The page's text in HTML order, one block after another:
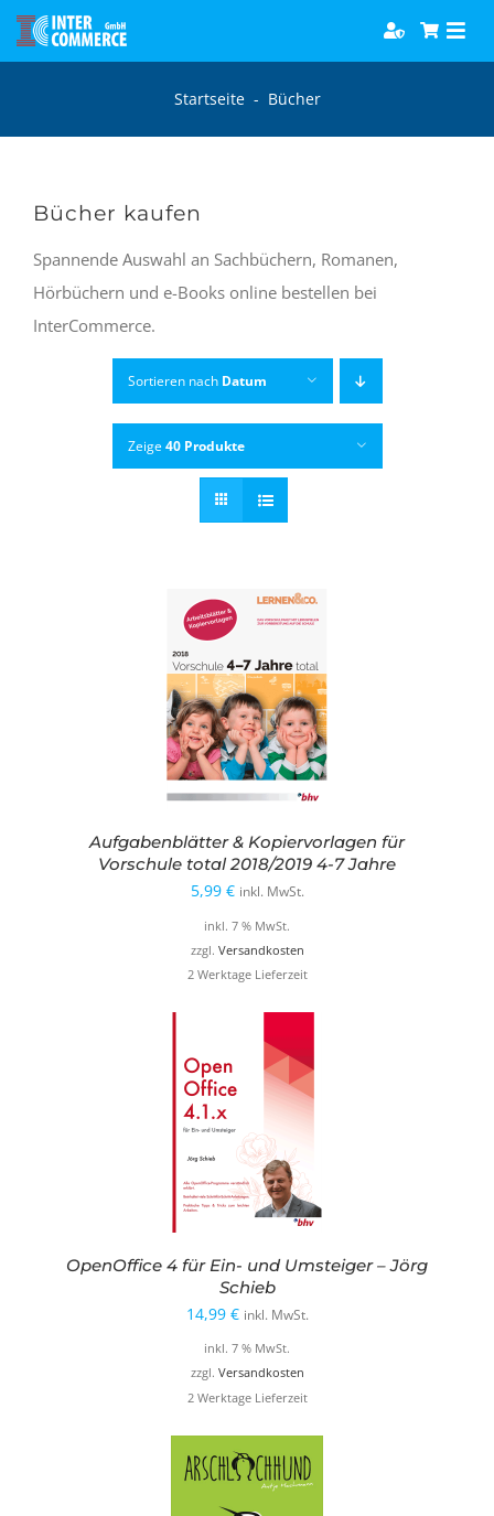
Zum
Inhalt
Hörbücher
Startseite- Bücher
Bücher kaufen
Spannende Auswahl an Sachbüchern, Romanen,
Hörbüchern und e-Books online bestellen bei
InterCommerce.
Sortieren nach Datum
Zeige 40 Produkte
Aufgabenblätter & Kopiervorlagen für
Vorschule total 2018/2019 4-7 Jahre
5,99 € inkl. MwSt.
inkl. 7 % MwSt.
zzgl. Versandkosten
2 Werktage Lieferzeit
OpenOffice 4 für Ein- und Umsteiger – Jörg
Schieb
14,99 € inkl. MwSt.
inkl. 7 % MwSt.
zzgl. Versandkosten
2 Werktage Lieferzeit